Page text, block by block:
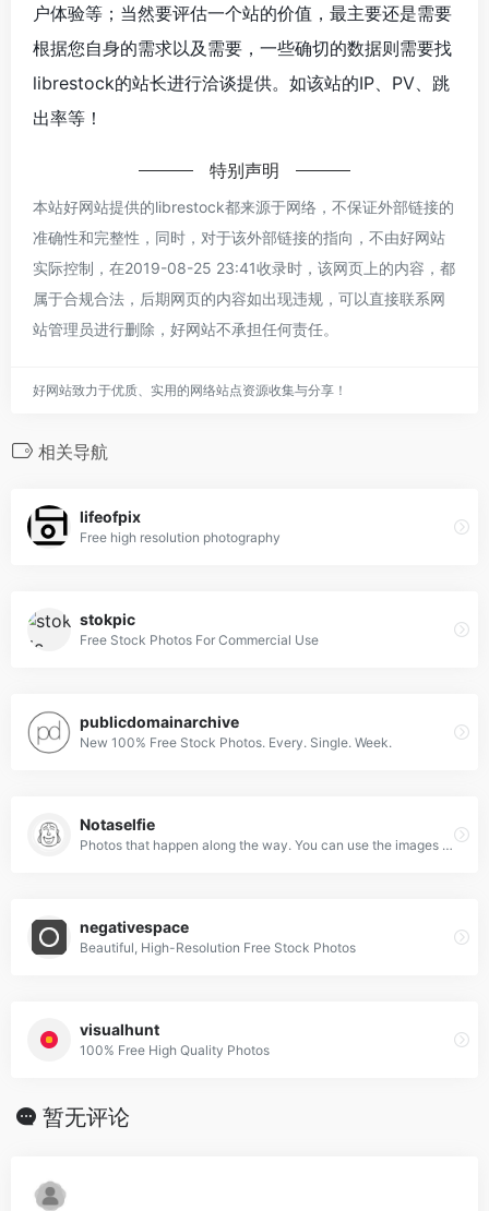
户体验等；当然要评估一个站的价值，最主要还是需要
根据您自身的需求以及需要，一些确切的数据则需要找
librestock的站长进行洽谈提供。如该站的IP、PV、跳
出率等！
特别声明
本站好网站提供的librestock都来源于网络，不保证外部链接的
准确性和完整性，同时，对于该外部链接的指向，不由好网站
实际控制，在2019-08-25 23:41收录时，该网页上的内容，都
属于合规合法，后期网页的内容如出现违规，可以直接联系网
站管理员进行删除，好网站不承担任何责任。
好网站致力于优质、实用的网络站点资源收集与分享！
相关导航
lifeofpix
Free high resolution photography
stokpic
Free Stock Photos For Commercial Use
publicdomainarchive
New 100% Free Stock Photos. Every. Single. Week.
Notaselfie
Photos that happen along the way. You can use the images anyway you like. Have fun!
negativespace
Beautiful, High-Resolution Free Stock Photos
visualhunt
100% Free High Quality Photos
暂无评论